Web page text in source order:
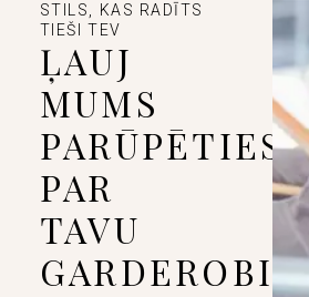
STILS, KAS RADĪTS
TIEŠI TEV
ĻAUJ
MUMS
PARŪPĒTIES
PAR
TAVU
GARDEROBI